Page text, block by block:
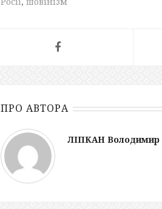
ПРО АВТОРА
ЛІПКАН Володимир